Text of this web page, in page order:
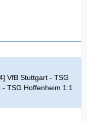
VfB Stuttgart - TSG
- TSG Hoffenheim 1:1